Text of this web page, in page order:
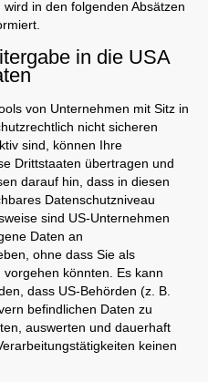
in den folgenden Absätzen
in die USA
von Unternehmen mit Sitz in
nicht sicheren
sind, können Ihre
Drittstaaten übertragen und
darauf hin, dass in diesen
Datenschutzniveau
sind US-Unternehmen
Daten an
ohne dass Sie als
könnten. Es kann
dass US-Behörden (z. B.
befindlichen Daten zu
auswerten und dauerhaft
keinen